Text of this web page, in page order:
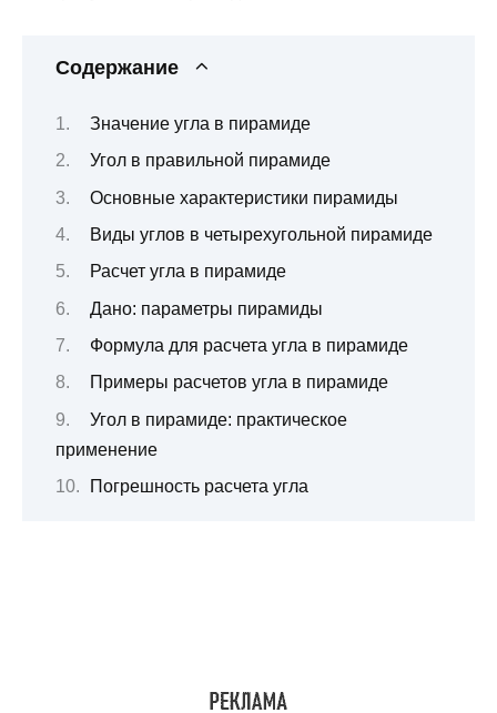
Содержание
Значение угла в пирамиде
Угол в правильной пирамиде
Основные характеристики пирамиды
Виды углов в четырехугольной пирамиде
Расчет угла в пирамиде
Дано: параметры пирамиды
Формула для расчета угла в пирамиде
Примеры расчетов угла в пирамиде
Угол в пирамиде: практическое
применение
Погрешность расчета угла